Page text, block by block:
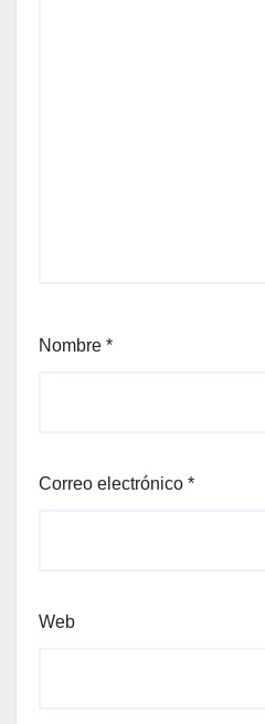
Nombre *
Correo electrónico *
Web